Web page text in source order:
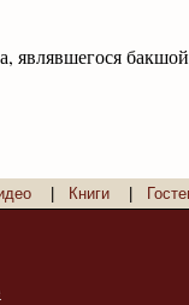
являвшегося
Книги